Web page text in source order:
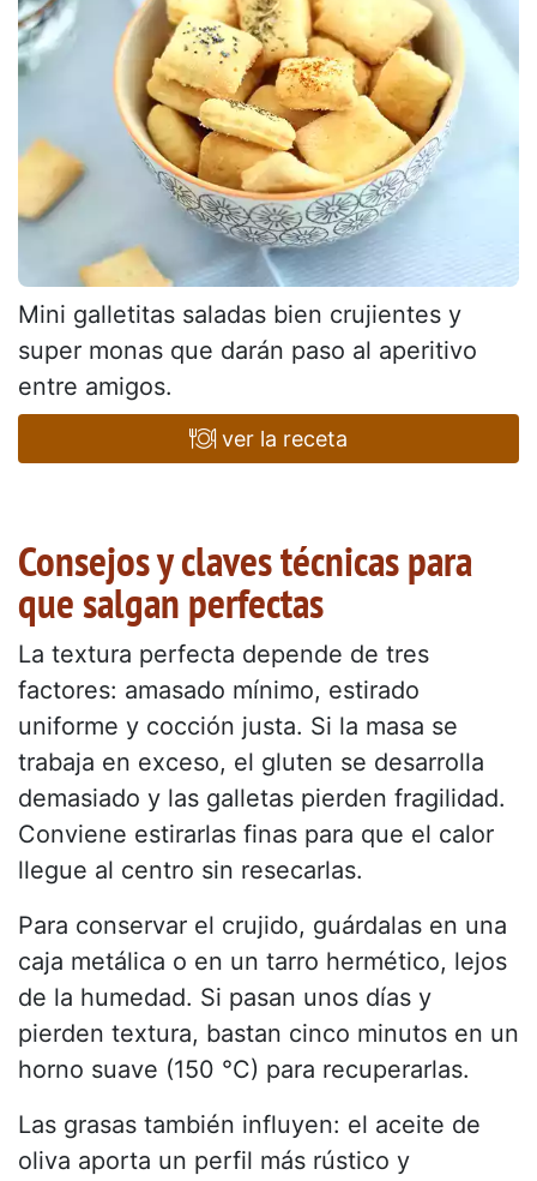
Mini galletitas saladas bien crujientes y
super monas que darán paso al aperitivo
entre amigos.
ver la receta
Consejos y claves técnicas para
que salgan perfectas
La textura perfecta depende de tres
factores: amasado mínimo, estirado
uniforme y cocción justa. Si la masa se
trabaja en exceso, el gluten se desarrolla
demasiado y las galletas pierden fragilidad.
Conviene estirarlas finas para que el calor
llegue al centro sin resecarlas.
Para conservar el crujido, guárdalas en una
caja metálica o en un tarro hermético, lejos
de la humedad. Si pasan unos días y
pierden textura, bastan cinco minutos en un
horno suave (150 °C) para recuperarlas.
Las grasas también influyen: el aceite de
oliva aporta un perfil más rústico y